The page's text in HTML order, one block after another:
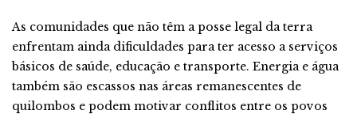
As comunidades que não têm a posse legal da terra
enfrentam ainda dificuldades para ter acesso a serviços
básicos de saúde, educação e transporte. Energia e água
também são escassos nas áreas remanescentes de
quilombos e podem motivar conflitos entre os povos